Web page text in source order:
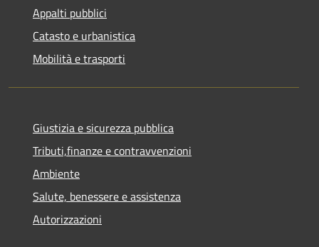
Appalti pubblici
Catasto e urbanistica
Mobilità e trasporti
Giustizia e sicurezza pubblica
Tributi,finanze e contravvenzioni
Ambiente
Salute, benessere e assistenza
Autorizzazioni